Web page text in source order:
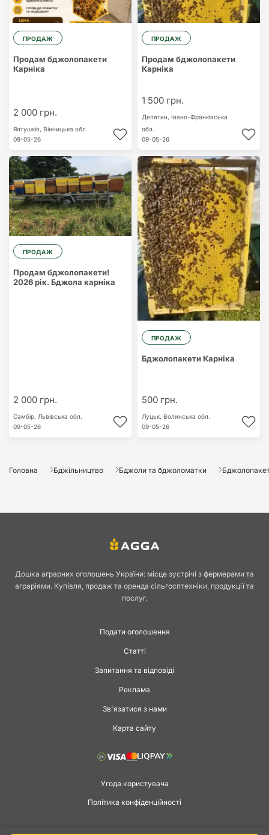
ПРОДАЖ
Продам бджолопакети
Карніка
2 000 грн.
Ялтушків, Вінницька обл.
09-05-26
ПРОДАЖ
Продам бджолопакети
Карніка
1 500 грн.
Делятин, Івано-Франківська
обл.
09-05-26
ПРОДАЖ
Продам бджолопакети!
2026 рік. Бджола карніка
2 000 грн.
Самбір, Львівська обл.
09-05-26
ПРОДАЖ
Бджолопакети Карніка
500 грн.
Луцьк, Волинська обл.
09-05-26
Головна Бджільництво Бджоли та бджоломатки
Дошка аграрних оголошень України: місце зустрічі з фермерами та
аграріями. Купівля, продаж та оренда сільгосптехніки, продукції та
послуг.
Подати оголошення
Статті
Запитання та відповіді
Реклама
Зв'язатися з нами
Карта сайту
Угода користувача
Політика конфіденційності